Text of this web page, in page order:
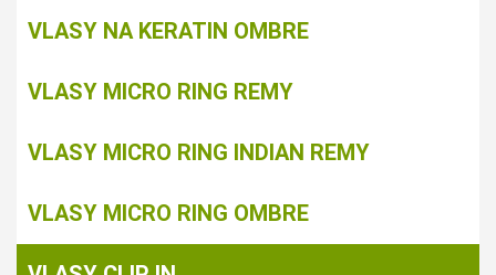
VLASY NA KERATIN OMBRE
VLASY MICRO RING REMY
VLASY MICRO RING INDIAN REMY
VLASY MICRO RING OMBRE